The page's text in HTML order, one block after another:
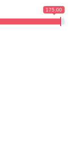
175.00